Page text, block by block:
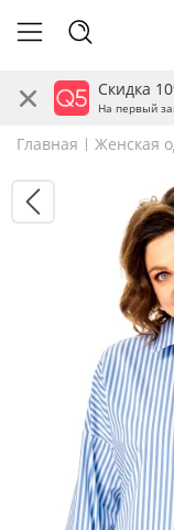
Скидка
На первый
Главная Женская